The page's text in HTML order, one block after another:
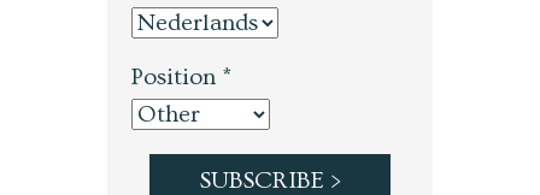
Position *